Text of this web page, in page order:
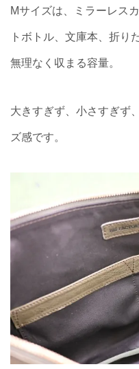
Mサイズは、ミラーレス
トボトル、文庫本、折り
無理なく収まる容量。
大きすぎず、小さすぎず
ズ感です。